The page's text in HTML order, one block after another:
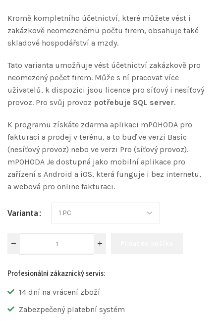
Kromě kompletního účetnictví, které můžete vést i
zakázkově neomezenému počtu firem, obsahuje také
skladové hospodářství a mzdy.
Tato varianta umožňuje vést účetnictví zakázkově pro
neomezený počet firem. Může s ní pracovat více
uživatelů, k dispozici jsou licence pro síťový i nesíťový
provoz. Pro svůj provoz potřebuje SQL server.
K programu získáte zdarma aplikaci mPOHODA pro
fakturaci a prodej v terénu, a to buď ve verzi Basic
(nesíťový provoz) nebo ve verzi Pro (síťový provoz).
mPOHODA Je dostupná jako mobilní aplikace pro
zařízení s Android a iOS, která funguje i bez internetu,
a webová pro online fakturaci.
Varianta
Profesionální zákaznický servis:
14 dní na vrácení zboží
Zabezpečený platební systém